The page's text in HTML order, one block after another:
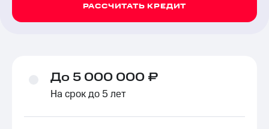
РАССЧИТАТЬ КРЕДИТ
До 5 000 000 ₽
На срок до 5 лет